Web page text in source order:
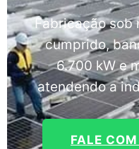
Fabricação sob
cumprido,
6.700 kW e
atendendo a
FALE